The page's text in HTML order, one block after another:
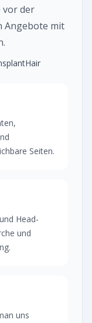
vor der
Angebote mit
Seiten.
Head-
und
uns